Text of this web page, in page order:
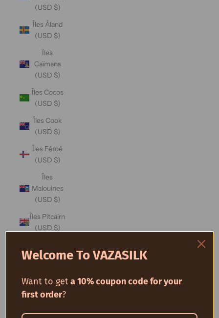
(USD $)
Îles Åland
(USD $)
Îles
Caïmans
(USD $)
Îles Cocos
(USD $)
Îles Cook
(USD $)
Îles Féroé
(USD $)
Îles
Malouines
(USD $)
Îles Pitcairn
(USD $)
Salomon
Îles
Turques-
Welcome To VAZASILK
Want to geta 10% coupon code for your
first order?